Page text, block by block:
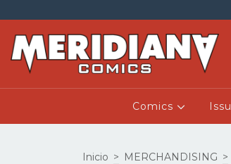
Comics
Inicio > MERCHANDISING >